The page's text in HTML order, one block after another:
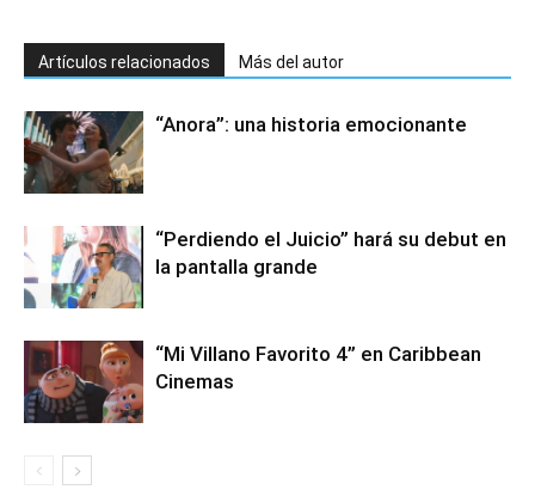
Artículos relacionados Más del autor
“Anora”: una historia emocionante
“Perdiendo el Juicio” hará su debut en
la pantalla grande
“Mi Villano Favorito 4” en Caribbean
Cinemas